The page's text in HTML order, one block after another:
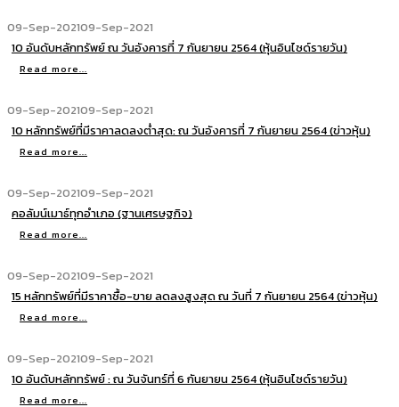
09-Sep-202109-Sep-2021
10 อันดับหลักทรัพย์ ณ วันอังคารที่ 7 กันยายน 2564 (หุ้นอินไซด์รายวัน)
Read more...
09-Sep-202109-Sep-2021
10 หลักทรัพย์ที่มีราคาลดลงต่ำสุด: ณ วันอังคารที่ 7 กันยายน 2564 (ข่าวหุ้น)
Read more...
09-Sep-202109-Sep-2021
คอลัมน์เมาธ์ทุกอำเภอ (ฐานเศรษฐกิจ)
Read more...
09-Sep-202109-Sep-2021
15 หลักทรัพย์ที่มีราคาซื้อ-ขาย ลดลงสูงสุด ณ วันที่ 7 กันยายน 2564 (ข่าวหุ้น)
Read more...
09-Sep-202109-Sep-2021
10 อันดับหลักทรัพย์ : ณ วันจันทร์ที่ 6 กันยายน 2564 (หุ้นอินไซด์รายวัน)
Read more...